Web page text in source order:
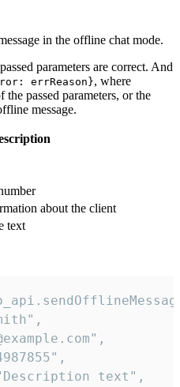
in the offline chat mode.
parameters are correct. And
errReason}, where
passed parameters, or the
message.
about the client
text
text",